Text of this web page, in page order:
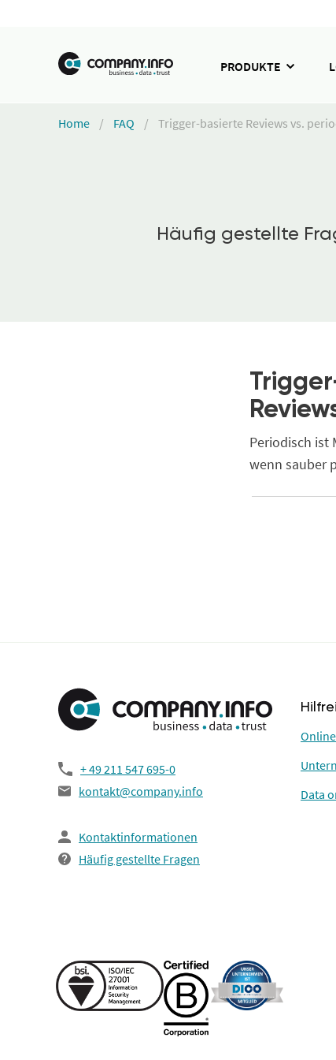
PRODUKTE
Home FAQ Trigger-basierte Reviews vs.
Häufig gestellte
Periodisch ist
wenn sauber
+ 49 211 547 695-0
kontakt@company.info
Kontaktinformationen
Häufig gestellte Fragen
Data